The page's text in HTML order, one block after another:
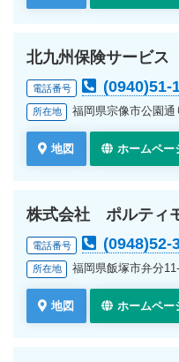
北九州保険サービス
電話番号 (0940)51-
所在地 福岡県宗像市公園通
地図 ホームペー
株式会社 ポルティ
電話番号 (0948)52-
所在地 福岡県飯塚市弁分
地図 ホームペー